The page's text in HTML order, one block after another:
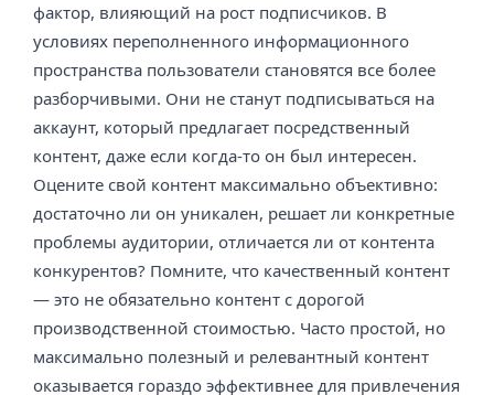
фактор, влияющий на рост подписчиков. В
условиях переполненного информационного
пространства пользователи становятся все более
разборчивыми. Они не станут подписываться на
аккаунт, который предлагает посредственный
контент, даже если когда-то он был интересен.
Оцените свой контент максимально объективно:
достаточно ли он уникален, решает ли конкретные
проблемы аудитории, отличается ли от контента
конкурентов? Помните, что качественный контент
— это не обязательно контент с дорогой
производственной стоимостью. Часто простой, но
максимально полезный и релевантный контент
оказывается гораздо эффективнее для привлечения